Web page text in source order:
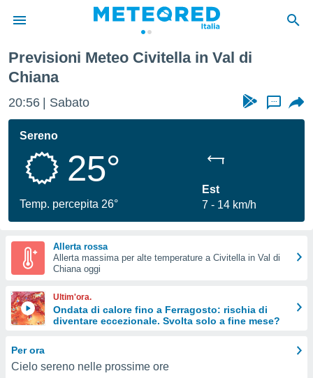
di
per
di
le
Previsioni Meteo Civitella in Val di
Chiana
20:56 Sabato ...
Sereno
25°
Temp. percepita 26°
Est
7
14 km/h
Allerta rossa
Allerta massima per alte temperature a Civitella in Val di
Chiana oggi
Ultim'ora.
Ondata di calore fino a Ferragosto: rischia di
diventare eccezionale. Svolta solo a fine mese?
Per ora
Cielo sereno nelle prossime ore